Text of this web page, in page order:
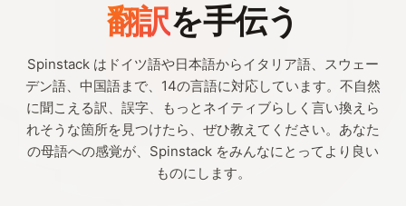
翻訳を手伝う
Spinstack はドイツ語や日本語からイタリア語、スウェー
デン語、中国語まで、14の言語に対応しています。不自然
に聞こえる訳、誤字、もっとネイティブらしく言い換えら
れそうな箇所を見つけたら、ぜひ教えてください。あなた
の母語への感覚が、Spinstack をみんなにとってより良い
ものにします。